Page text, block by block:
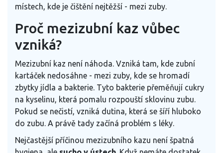
místech, kde je čištění nejtěžší - mezi zuby.
Proč mezizubní kaz vůbec
vzniká?
Mezizubní kaz není náhoda. Vzniká tam, kde zubní
kartáček nedosáhne - mezi zuby, kde se hromadí
zbytky jídla a bakterie. Tyto bakterie přeměňují cukry
na kyselinu, která pomalu rozpouští sklovinu zubu.
Pokud se nečistí, vzniká dutina, která se šíří hluboko
do zubu. A právě tady začíná problém s léky.
Nejčastější příčinou mezizubního kazu není špatná